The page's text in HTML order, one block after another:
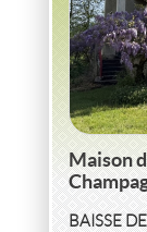
Maison
BAISSE